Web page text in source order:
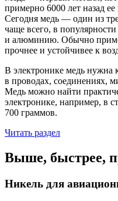
примерно 6000 лет назад
Сегодня медь — один из
чаще всего, в
и алюминию. Обычно
прочнее и устойчивее к
В электронике медь
в проводах, соединениях,
Медь можно найти
электронике, например, в
700 граммов.
Читать раздел
Выше, быстрее,
Никель для